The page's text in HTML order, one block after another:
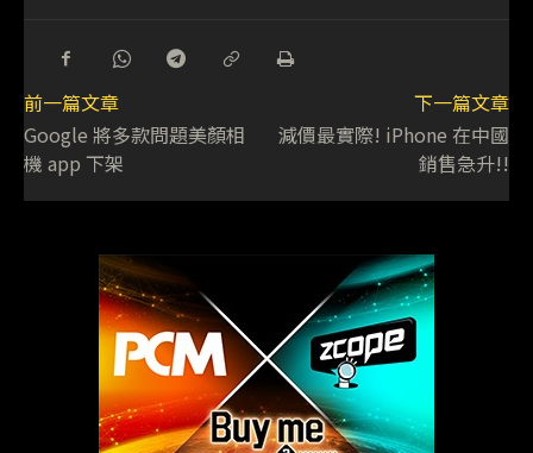
前一篇文章
Google 將多款問題美顏相
機 app 下架
下一篇文章
減價最實際! iPhone 在中國
銷售急升!!